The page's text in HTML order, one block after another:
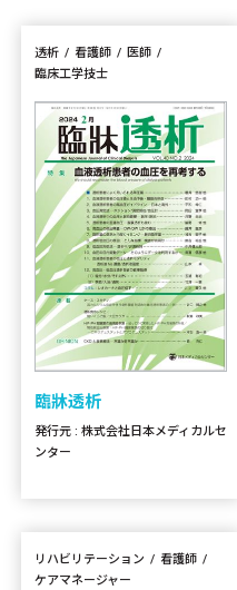
透析 看護師
医師
臨床工学技士
臨牀透析
発行元 : 株式会社日本メディカルセ
ンター
リハビリテーション
看護師
ケアマネージャー